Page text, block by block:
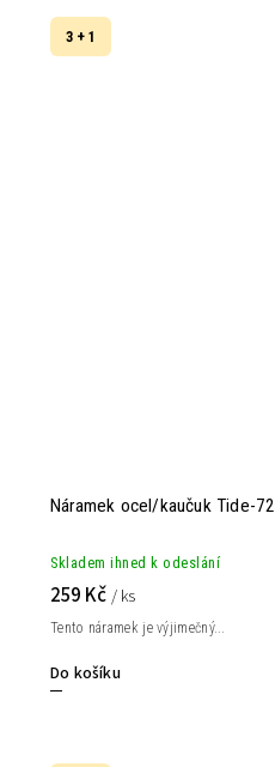
3 + 1
Náramek ocel/kaučuk Tide-72
Skladem ihned k odeslání
259 Kč / ks
Do košíku
Tento náramek je výjimečný...